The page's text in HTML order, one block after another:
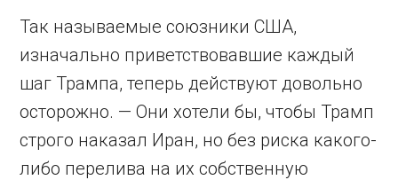
Так называемые союзники США,
изначально приветствовавшие каждый
шаг Трампа, теперь действуют довольно
осторожно. — Они хотели бы, чтобы Трамп
строго наказал Иран, но без риска какого-
либо перелива на их собственную